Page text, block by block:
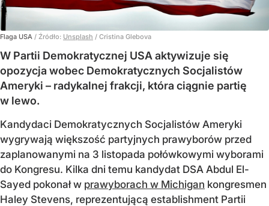
Flaga USA / Źródło: Unsplash / Cristina Glebova
W Partii Demokratycznej USA aktywizuje się
opozycja wobec Demokratycznych Socjalistów
Ameryki – radykalnej frakcji, która ciągnie partię
w lewo.
Kandydaci Demokratycznych Socjalistów Ameryki
wygrywają większość partyjnych prawyborów przed
zaplanowanymi na 3 listopada połówkowymi wyborami
do Kongresu. Kilka dni temu kandydat DSA Abdul El-
Sayed pokonał w prawyborach w Michigan kongresmen
Haley Stevens, reprezentującą establishment Partii